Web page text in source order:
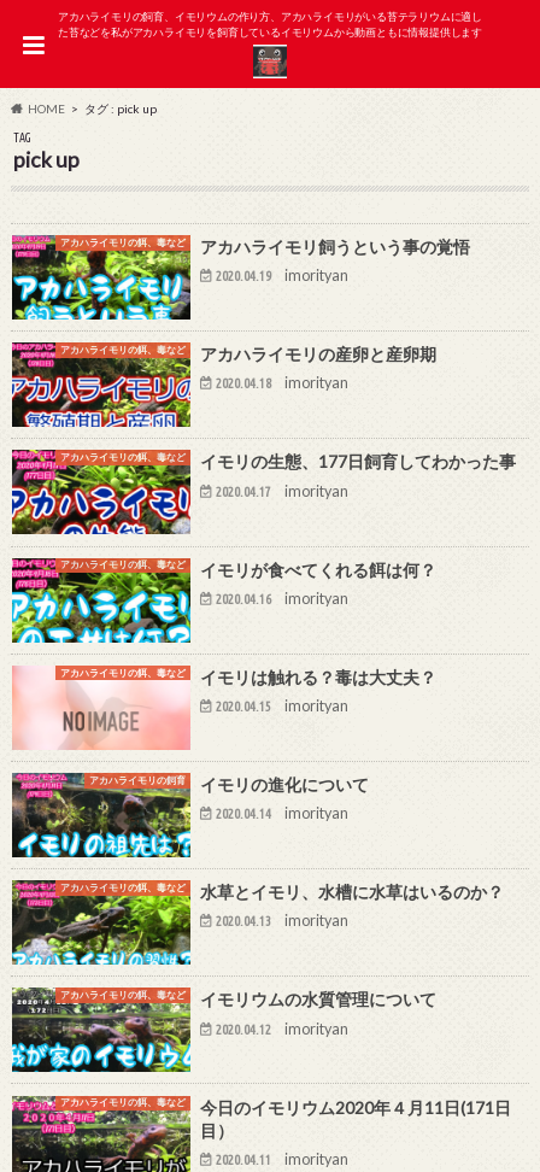
アカハライモリの飼育、イモリウムの作り方、アカハライモリがいる苔テラリウムに適し
た苔などを私がアカハライモリを飼育しているイモリウムから動画ともに情報提供します
HOME タグ : pick up
TAG
pick up
アカハライモリの餌、毒など アカハライモリ飼うという事の覚悟
2020.04.19 imorityan
アカハライモリの餌、毒など アカハライモリの産卵と産卵期
2020.04.18 imorityan
アカハライモリの餌、毒など イモリの生態、177日飼育してわかった事
2020.04.17 imorityan
アカハライモリの餌、毒など イモリが食べてくれる餌は何？
2020.04.16 imorityan
アカハライモリの餌、毒など イモリは触れる？毒は大丈夫？
2020.04.15 imorityan
アカハライモリの飼育 イモリの進化について
2020.04.14 imorityan
アカハライモリの餌、毒など 水草とイモリ、水槽に水草はいるのか？
2020.04.13 imorityan
アカハライモリの餌、毒など イモリウムの水質管理について
2020.04.12 imorityan
アカハライモリの餌、毒など
今日のイモリウム2020年４月11日(171日
目）
2020.04.11 imorityan